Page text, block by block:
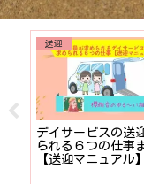
送迎
デイサービスの送
られる６つの仕事
【送迎マニュアル】